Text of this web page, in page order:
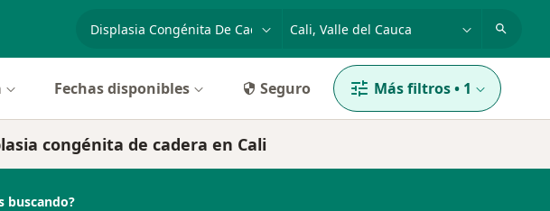
especialidad, enfermedad o nombre
Fechas disponibles Seguro Más filtros• 1
congénita de cadera en Cali
buscando?